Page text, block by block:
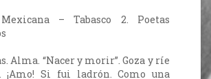
– Tabasco 2. Poetas
Alma. “Nacer y morir”. Goza y ríe
¡Amo! Si fui ladrón. Como una